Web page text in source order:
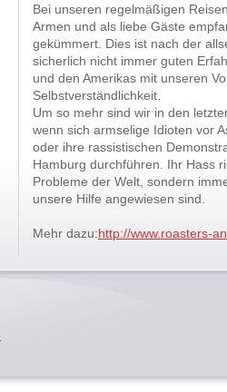
Bei unseren regelmäßigen
Armen und als liebe Gäste
gekümmert. Dies ist nach der
sicherlich nicht immer guten
und den Amerikas mit unseren
Selbstverständlichkeit.
Um so mehr sind wir in den
wenn sich armselige Idioten vor
oder ihre rassistischen
Hamburg durchführen. Ihr Hass
Probleme der Welt, sondern
unsere Hilfe angewiesen sind.
Mehr dazu:http://www.roasters-